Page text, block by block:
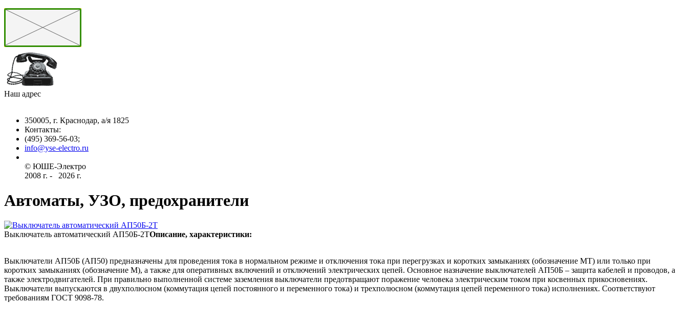
Наш адрес
350005, г. Краснодар, а/я 1825
Контакты: ­
(495) 369-56-03;
info@yse-electro.ru­
© ЮШЕ-Эл­ектро ­
2008 г­. - ­ ­­­­­
2026 г.
Автоматы, УЗО, предохранители
Выключатель автоматический АП50Б-2ТОписание, характеристики:
Выключатели АП50Б (АП50) предназначены для проведения тока в нормальном режиме и отключения тока при перегрузках и коротких замыканиях (обозначение МТ) или только при
коротких замыканиях (обозначение М), а также для оперативных включений и отключений электрических цепей. Основное назначение выключателей АП50Б – защита кабелей и проводов, а
также электродвигателей. При правильно выполненной системе заземления выключатели предотвращают поражение человека электрическим током при косвенных прикосновениях.
Выключатели выпускаются в двухполюсном (коммутация цепей постоянного и переменного тока) и трехполюсном (коммутация цепей переменного тока) исполнениях. Соответствуют
требованиям ГОСТ 9098-78.